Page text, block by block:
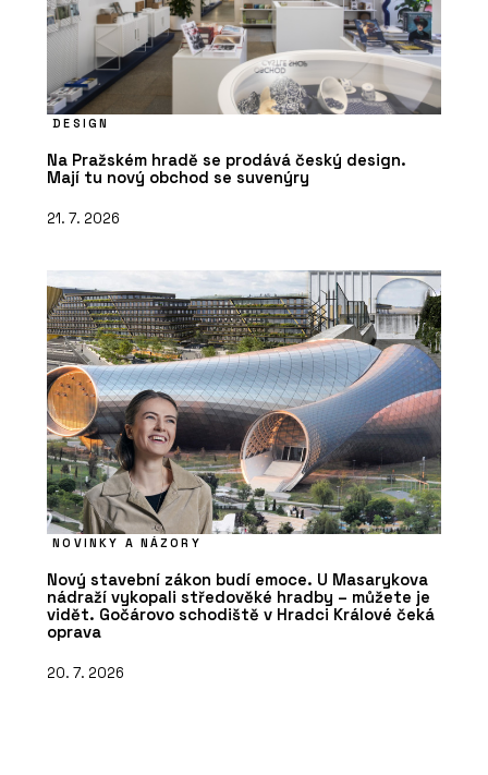
DESIGN
Na Pražském hradě se prodává český design.
Mají tu nový obchod se suvenýry
21. 7. 2026
NOVINKY A NÁZORY
Nový stavební zákon budí emoce. U Masarykova
nádraží vykopali středověké hradby – můžete je
vidět. Gočárovo schodiště v Hradci Králové čeká
oprava
20. 7. 2026